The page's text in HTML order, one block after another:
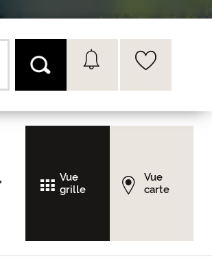
Vue
grille
Vue
carte